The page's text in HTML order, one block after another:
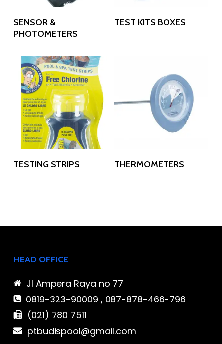
Read More
SENSOR &
PHOTOMETERS
Read More
TEST KITS BOXES
Read More
TESTING STRIPS Read More
THERMOMETERS
HEAD OFFICE
Jl Ampera Raya no 77
0819-323-90009 , 087-878-466-796
(021) 780 7511
ptbudispool@gmail.com